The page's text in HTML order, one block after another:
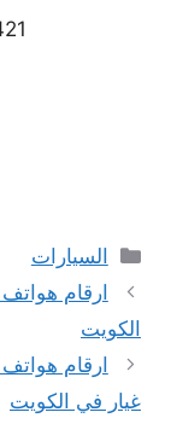
–
التصنيفات
السيارات
ارقام
الكويت
ارقام
غيار في الكويت